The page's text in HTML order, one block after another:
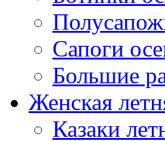
Сапоги
Большие
Женская
Казаки